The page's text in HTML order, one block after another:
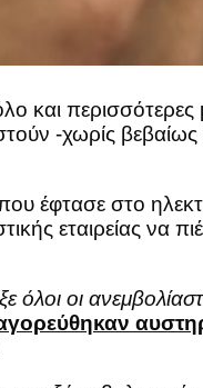
και περισσότερες
-χωρίς
έφτασε στο
εταιρείας να
όλοι οι